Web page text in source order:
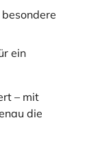
ein
– mit
die